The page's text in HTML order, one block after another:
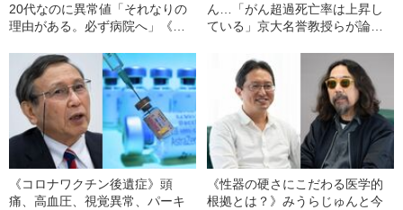
20代なのに異常値「それなりの
理由がある。必ず病院へ」《私
病、バセドウ病、原発性アルド
ステロン症…》
ん…「がん超過死亡率は上昇し
ている」京大名誉教授らが論文
に言及》
《コロナワクチン後遺症》頭
痛、高血圧、視覚異常、パーキ
《性器の硬さにこだわる医学的
根拠とは？》みうらじゅんと今